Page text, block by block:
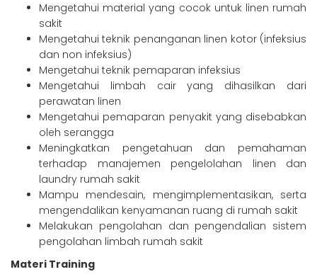
Mengetahui material yang cocok untuk linen rumah
sakit
Mengetahui teknik penanganan linen kotor (infeksius
dan non infeksius)
Mengetahui teknik pemaparan infeksius
Mengetahui limbah cair yang dihasilkan dari
perawatan linen
Mengetahui pemaparan penyakit yang disebabkan
oleh serangga
Meningkatkan pengetahuan dan pemahaman
terhadap manajemen pengelolahan linen dan
laundry rumah sakit
Mampu mendesain, mengimplementasikan, serta
mengendalikan kenyamanan ruang di rumah sakit
Melakukan pengolahan dan pengendalian sistem
pengolahan limbah rumah sakit
Materi Training